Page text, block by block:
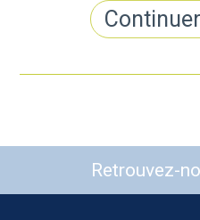
Retrouvez-